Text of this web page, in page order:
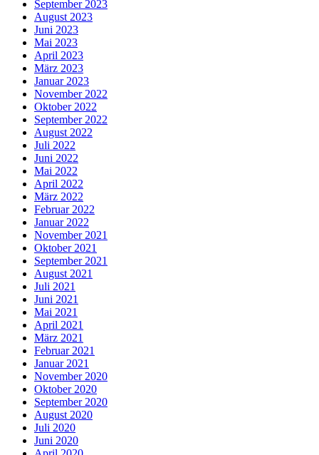
September 2023
August 2023
Juni 2023
Mai 2023
April 2023
März 2023
Januar 2023
November 2022
Oktober 2022
September 2022
August 2022
Juli 2022
Juni 2022
Mai 2022
April 2022
März 2022
Februar 2022
Januar 2022
November 2021
Oktober 2021
September 2021
August 2021
Juli 2021
Juni 2021
Mai 2021
April 2021
März 2021
Februar 2021
Januar 2021
November 2020
Oktober 2020
September 2020
August 2020
Juli 2020
Juni 2020